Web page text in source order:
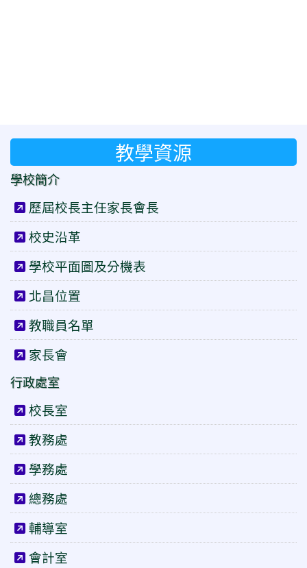
教學資源
學校簡介
歷屆校長主任家長會長
校史沿革
學校平面圖及分機表
北昌位置
教職員名單
家長會
行政處室
校長室
教務處
學務處
總務處
輔導室
會計室